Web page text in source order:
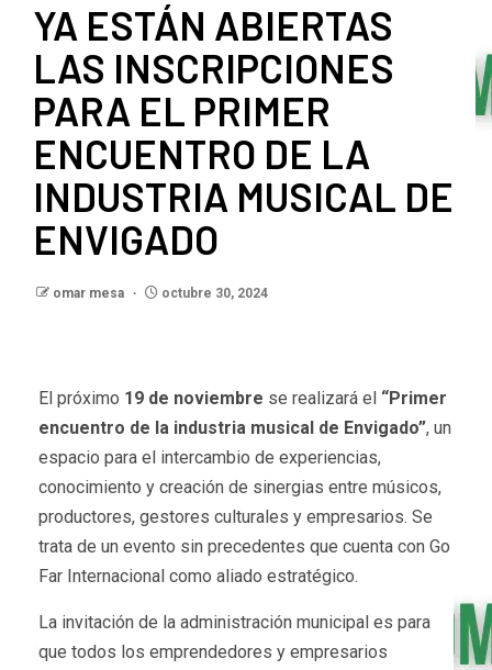
YA ESTÁN ABIERTAS
LAS INSCRIPCIONES
PARA EL PRIMER
ENCUENTRO DE LA
INDUSTRIA MUSICAL DE
ENVIGADO
omar mesa octubre 30, 2024
El próximo 19 de noviembre se realizará el “Primer
encuentro de la industria musical de Envigado”, un
espacio para el intercambio de experiencias,
conocimiento y creación de sinergias entre músicos,
productores, gestores culturales y empresarios. Se
trata de un evento sin precedentes que cuenta con Go
Far Internacional como aliado estratégico.
La invitación de la administración municipal es para
que todos los emprendedores y empresarios